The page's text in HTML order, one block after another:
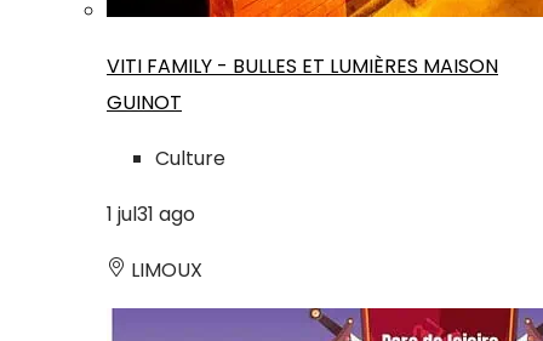
VITI FAMILY - BULLES ET LUMIÈRES MAISON
GUINOT
Culture
1 jul31 ago
LIMOUX